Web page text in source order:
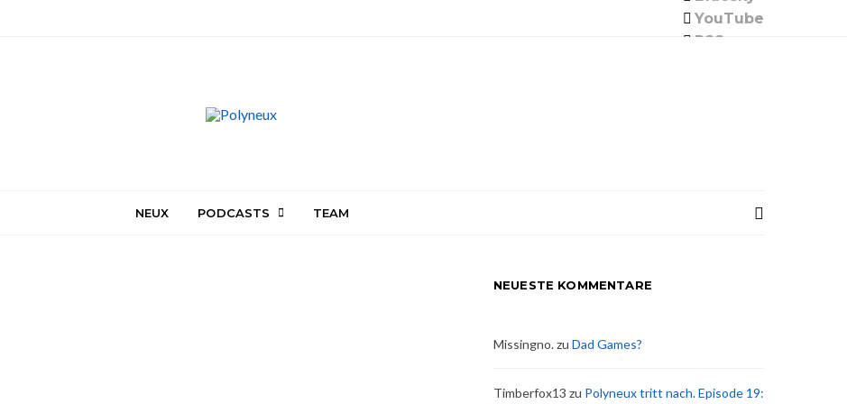
YouTube
RSS
NEUX PODCASTS TEAM
NEUESTE KOMMENTARE
Missingno.zu Dad Games?
Timberfox13 zu Polyneux tritt nach. Episode 19: